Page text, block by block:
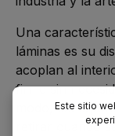
Una
láminas es su
acoplan al
firme sin
modo, los
retirar cuando
Este sitio